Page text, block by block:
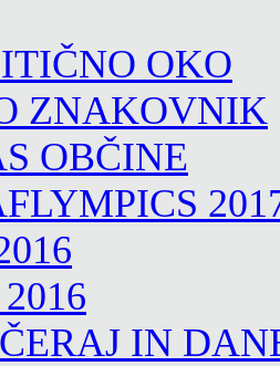
OKO
ZNAKOVNIK
OBČINE
IN